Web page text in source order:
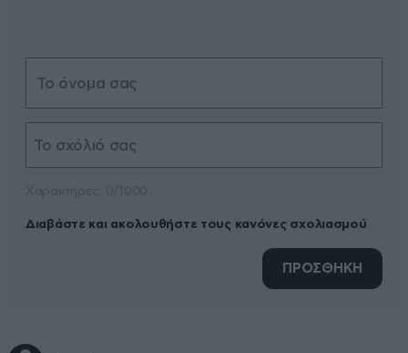
Διαβάστε και ακολουθήστε τους κανόνες σχολιασμού
ΠΡΟΣΘΗΚΗ